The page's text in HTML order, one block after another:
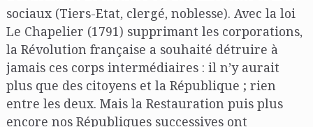
sociaux (Tiers-Etat, clergé, noblesse). Avec la loi
Le Chapelier (1791) supprimant les corporations,
la Révolution française a souhaité détruire à
jamais ces corps intermédiaires : il n’y aurait
plus que des citoyens et la République ; rien
entre les deux. Mais la Restauration puis plus
encore nos Républiques successives ont